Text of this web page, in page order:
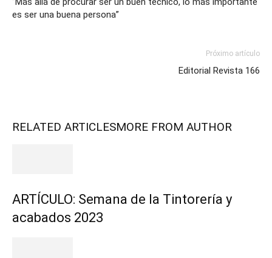
es ser una buena persona”
Próximo artículo
Editorial Revista 166
RELATED ARTICLESMORE FROM AUTHOR
ARTÍCULO: Semana de la Tintorería y
acabados 2023